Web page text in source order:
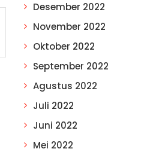
Desember 2022
November 2022
Oktober 2022
September 2022
Agustus 2022
Juli 2022
Juni 2022
Mei 2022